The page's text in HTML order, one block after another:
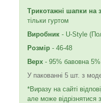
Трикотажні шапки на
тільки гуртом
Виробник - U-Style
Розмір - 46-48
Верх - 95% бавовна
У пакованні 5 шт. з
*Виразу на сайті
але може відрізнятися